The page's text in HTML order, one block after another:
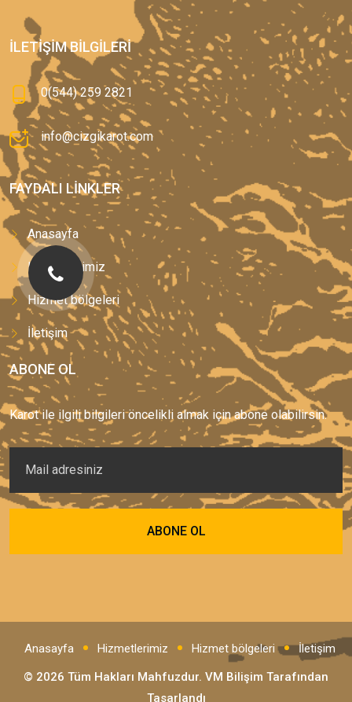
İLETIŞIM BILGILERI
0(544) 259 2821
info@cizgikarot.com
FAYDALI LINKLER
Anasayfa
Hizmetlerimiz
Hizmet bölgeleri
İletişim
ABONE OL
Karot ile ilgili bilgileri öncelikli almak için abone olabilirsin.
Anasayfa Hizmetlerimiz Hizmet bölgeleri
İletişim
© 2026 Tüm Hakları Mahfuzdur. VM Bilişim Tarafından
Tasarlandı